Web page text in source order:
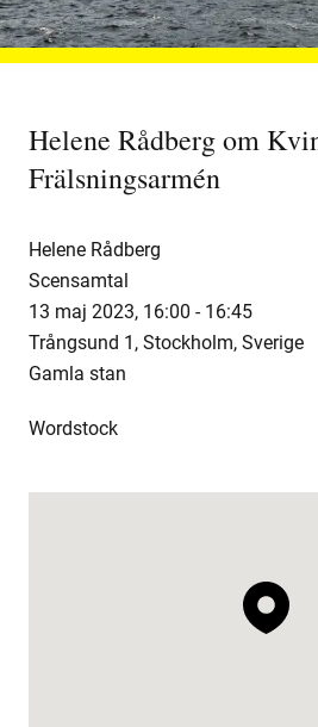
Helene Rådberg om
Frälsningsarmén
Helene Rådberg
Scensamtal
13 maj 2023, 16:00 - 16:45
Trångsund 1, Stockholm, Sverige
Gamla stan
Wordstock